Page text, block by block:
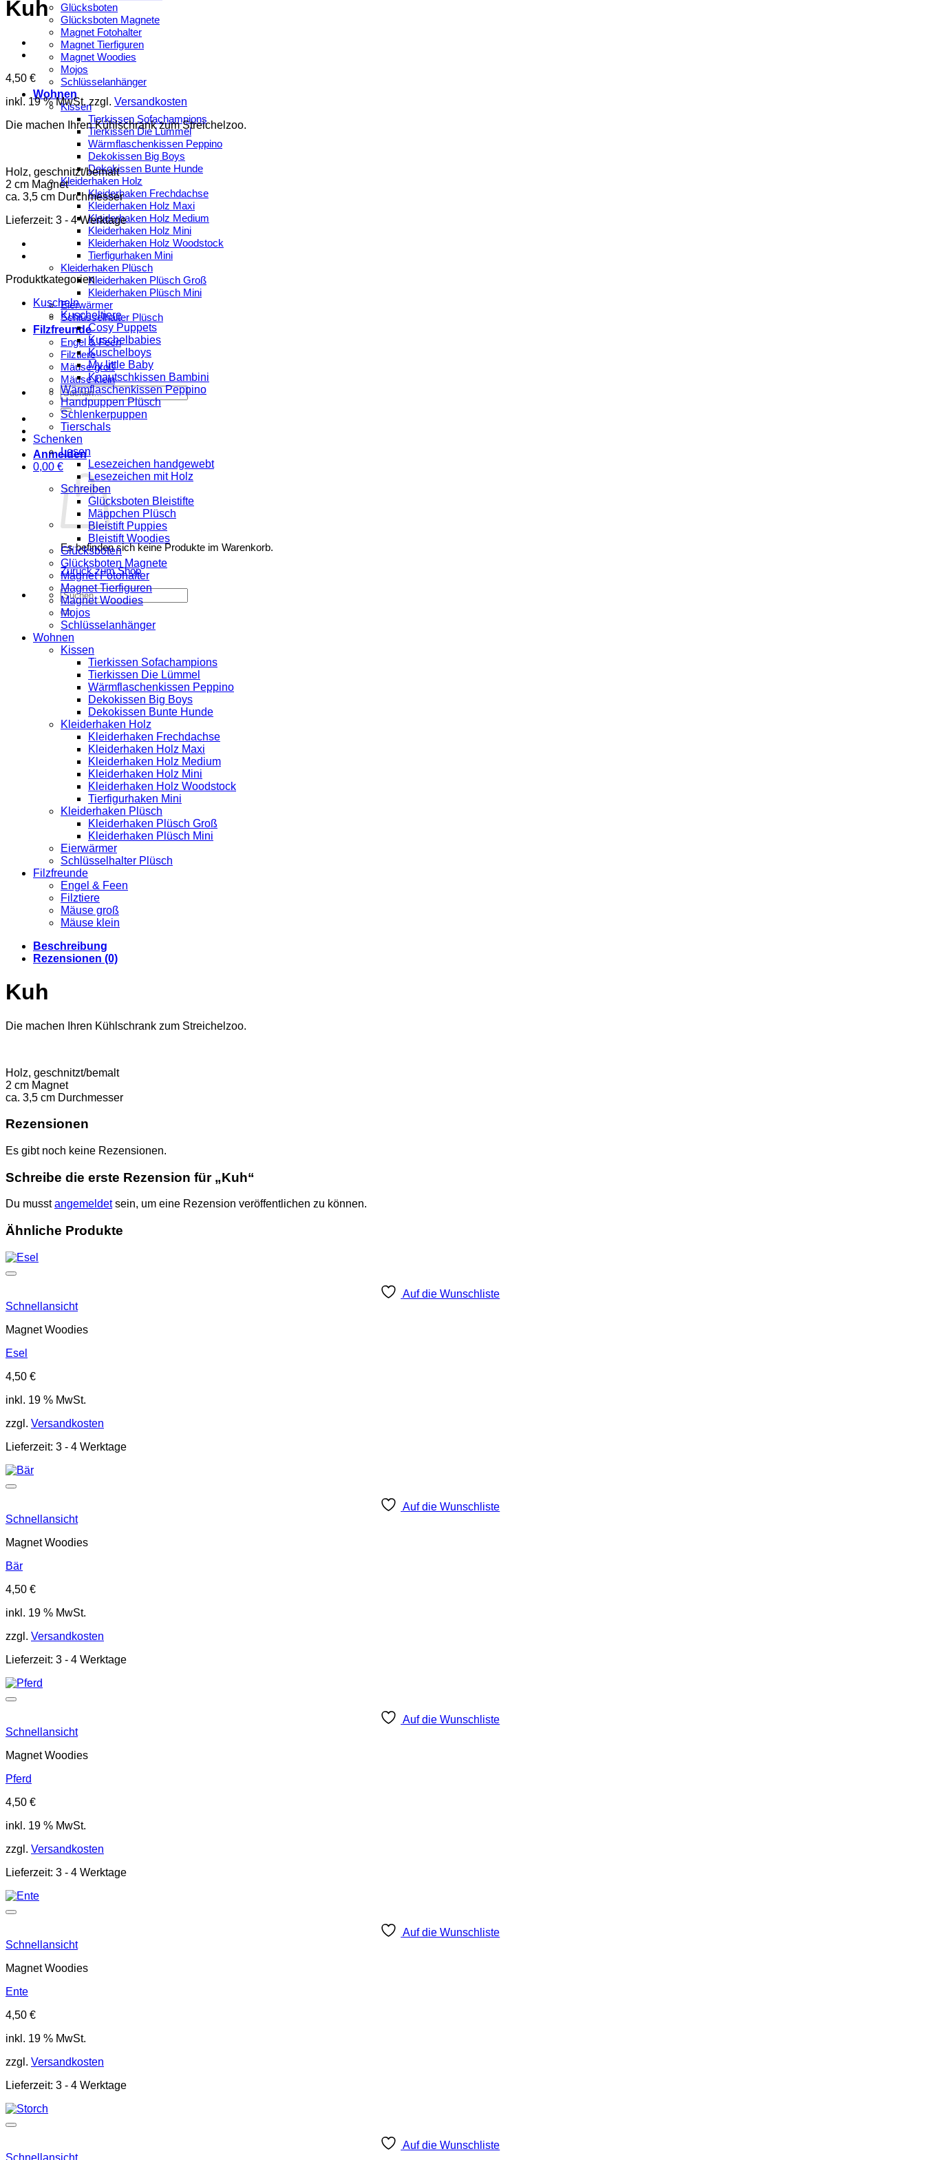
Glücksboten
Glücksboten Magnete
Magnet Fotohalter
Magnet Tierfiguren
Magnet Woodies
Mojos
Schlüsselanhänger
Wohnen
Kissen
Tierkissen Sofachampions
Tierkissen Die Lümmel
Wärmflaschenkissen Peppino
Dekokissen Big Boys
Dekokissen Bunte Hunde
Kleiderhaken Holz
Kleiderhaken Frechdachse
Kleiderhaken Holz Maxi
Kleiderhaken Holz Medium
Kleiderhaken Holz Mini
Kleiderhaken Holz Woodstock
Tierfigurhaken Mini
Kleiderhaken Plüsch
Kleiderhaken Plüsch Groß
Kleiderhaken Plüsch Mini
Eierwärmer
Schlüsselhalter Plüsch
Filzfreunde
Engel & Feen
Filztiere
Mäuse groß
Mäuse klein
Suchen
nach:
Anmelden
0,00 €
Es befinden sich keine Produkte im Warenkorb.
Zurück zum Shop
Suchen
nach:
Kuh
4,50 €
inkl. 19 % MwSt. zzgl. Versandkosten
Die machen Ihren Kühlschrank zum Streichelzoo.
Holz, geschnitzt/bemalt
2 cm Magnet
ca. 3,5 cm Durchmesser
Lieferzeit: 3 - 4 Werktage
Produktkategorien
Kuscheln
Kuscheltiere
Cosy Puppets
Kuschelbabies
Kuschelboys
My little Baby
Knautschkissen Bambini
Wärmflaschenkissen Peppino
Handpuppen Plüsch
Schlenkerpuppen
Tierschals
Schenken
Lesen
Lesezeichen handgewebt
Lesezeichen mit Holz
Schreiben
Glücksboten Bleistifte
Mäppchen Plüsch
Bleistift Puppies
Bleistift Woodies
Glücksboten
Glücksboten Magnete
Magnet Fotohalter
Magnet Tierfiguren
Magnet Woodies
Mojos
Schlüsselanhänger
Wohnen
Kissen
Tierkissen Sofachampions
Tierkissen Die Lümmel
Wärmflaschenkissen Peppino
Dekokissen Big Boys
Dekokissen Bunte Hunde
Kleiderhaken Holz
Kleiderhaken Frechdachse
Kleiderhaken Holz Maxi
Kleiderhaken Holz Medium
Kleiderhaken Holz Mini
Kleiderhaken Holz Woodstock
Tierfigurhaken Mini
Kleiderhaken Plüsch
Kleiderhaken Plüsch Groß
Kleiderhaken Plüsch Mini
Eierwärmer
Schlüsselhalter Plüsch
Filzfreunde
Engel & Feen
Filztiere
Mäuse groß
Mäuse klein
Beschreibung
Rezensionen (0)
Kuh
Die machen Ihren Kühlschrank zum Streichelzoo.
Holz, geschnitzt/bemalt
2 cm Magnet
ca. 3,5 cm Durchmesser
Rezensionen
Es gibt noch keine Rezensionen.
Schreibe die erste Rezension für „Kuh“
Du musstangemeldetsein, um eine Rezension veröffentlichen zu können.
Ähnliche Produkte
Auf die Wunschliste
Schnellansicht
Magnet Woodies
Esel
4,50 €
inkl. 19 % MwSt.
zzgl. Versandkosten
Lieferzeit: 3 - 4 Werktage
Auf die Wunschliste
Schnellansicht
Magnet Woodies
Bär
4,50 €
inkl. 19 % MwSt.
zzgl. Versandkosten
Lieferzeit: 3 - 4 Werktage
Auf die Wunschliste
Schnellansicht
Magnet Woodies
Pferd
4,50 €
inkl. 19 % MwSt.
zzgl. Versandkosten
Lieferzeit: 3 - 4 Werktage
Auf die Wunschliste
Schnellansicht
Magnet Woodies
Ente
4,50 €
inkl. 19 % MwSt.
zzgl. Versandkosten
Lieferzeit: 3 - 4 Werktage
Auf die Wunschliste
Schnellansicht